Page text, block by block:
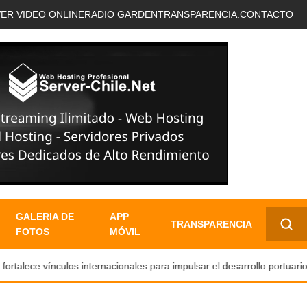
VIDEO ONLINERADIO GARDENTRANSPARENCIA. CONTACTO
GALERIA DE
FOTOS
APP
MÓVIL
TRANSPARENCIA
✕
vínculos internacionales para impulsar el desarrollo portuario y